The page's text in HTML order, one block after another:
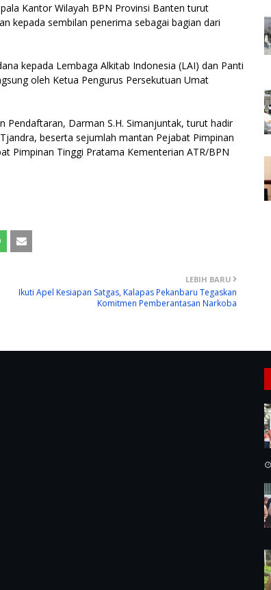
Kantor Wilayah BPN Provinsi Banten turut
kepada sembilan penerima sebagai bagian dari
kepada Lembaga Alkitab Indonesia (LAI) dan Panti
oleh Ketua Pengurus Persekutuan Umat
Pendaftaran, Darman S.H. Simanjuntak, turut hadir
beserta sejumlah mantan Pejabat Pimpinan
Pimpinan Tinggi Pratama Kementerian ATR/BPN
LEBIH BARU
Ikuti Apel Kesiapan Satgas, Kalapas Pekanbaru Tegaskan
Komitmen Pemberantasan Narkoba